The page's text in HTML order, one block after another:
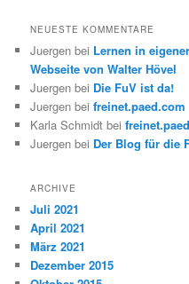
NEUESTE KOMMENTARE
Juergen bei Lernen in
Webseite von Walter Hövel
Juergen bei Die FuV ist da!
Juergen beifreinet.paed.com
Karla Schmidt bei
Juergen bei Der Blog für die
ARCHIVE
Juli 2021
April 2021
März 2021
Dezember 2015